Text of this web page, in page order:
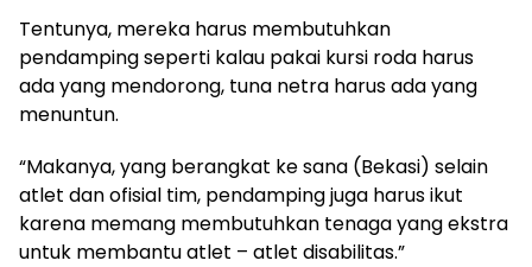
Tentunya, mereka harus membutuhkan
pendamping seperti kalau pakai kursi roda harus
ada yang mendorong, tuna netra harus ada yang
menuntun.
“Makanya, yang berangkat ke sana (Bekasi) selain
atlet dan ofisial tim, pendamping juga harus ikut
karena memang membutuhkan tenaga yang ekstra
untuk membantu atlet – atlet disabilitas.”